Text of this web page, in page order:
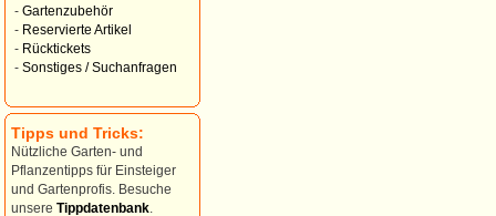
- Gartenzubehör
- Reservierte Artikel
- Rücktickets
- Sonstiges / Suchanfragen
Tipps und Tricks:
Nützliche Garten- und
Pflanzentipps für Einsteiger
und Gartenprofis. Besuche
unsere Tippdatenbank